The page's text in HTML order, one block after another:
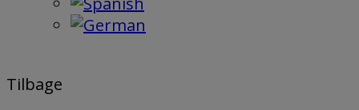
Tilbage